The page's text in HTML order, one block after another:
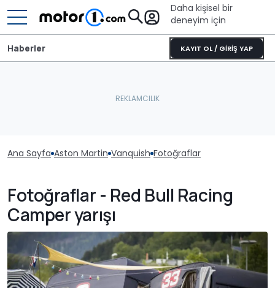
Daha kişisel bir
deneyim için
KAYIT OL / GİRİŞ YAP
Haberler
Ana Sayfa Aston Martin Vanquish Fotoğraflar
Fotoğraflar - Red Bull Racing
Camper yarışı